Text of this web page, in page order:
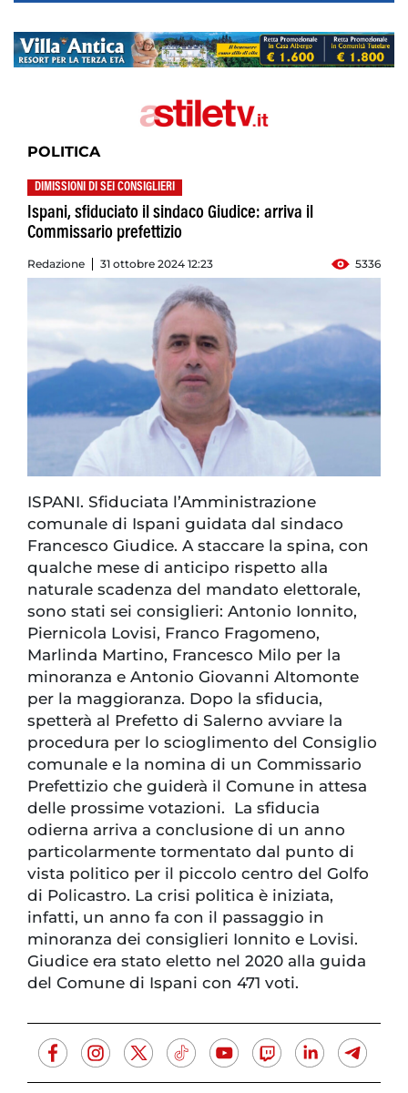
POLITICA
DIMISSIONI DI SEI CONSIGLIERI
Ispani, sfiduciato il sindaco Giudice: arriva il
Commissario prefettizio
Redazione 31 ottobre 2024 12:23 5336
ISPANI. Sfiduciata l’Amministrazione
comunale di Ispani guidata dal sindaco
Francesco Giudice. A staccare la spina, con
qualche mese di anticipo rispetto alla
naturale scadenza del mandato elettorale,
sono stati sei consiglieri: Antonio Ionnito,
Piernicola Lovisi, Franco Fragomeno,
Marlinda Martino, Francesco Milo per la
minoranza e Antonio Giovanni Altomonte
per la maggioranza. Dopo la sfiducia,
spetterà al Prefetto di Salerno avviare la
procedura per lo scioglimento del Consiglio
comunale e la nomina di un Commissario
Prefettizio che guiderà il Comune in attesa
delle prossime votazioni. La sfiducia
odierna arriva a conclusione di un anno
particolarmente tormentato dal punto di
vista politico per il piccolo centro del Golfo
di Policastro. La crisi politica è iniziata,
infatti, un anno fa con il passaggio in
minoranza dei consiglieri Ionnito e Lovisi.
Giudice era stato eletto nel 2020 alla guida
del Comune di Ispani con 471 voti.